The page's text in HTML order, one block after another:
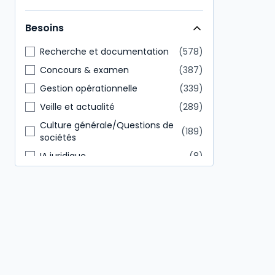
Direction générale
146
Tout public
85
Besoins
Recherche et documentation
578
Concours & examen
387
Gestion opérationnelle
339
Veille et actualité
289
Culture générale/Questions de
sociétés
189
IA juridique
8